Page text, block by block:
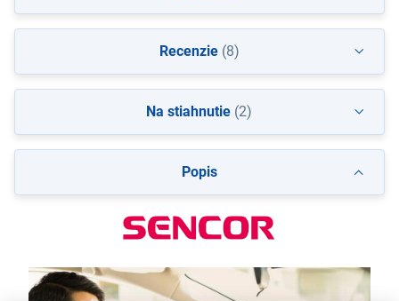
Popis
Recenzie(8)
Na stiahnutie (2)